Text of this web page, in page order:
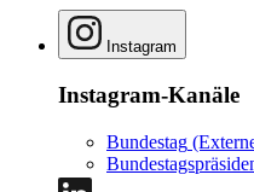
Instagram
Instagram-Kanäle
Bundestag